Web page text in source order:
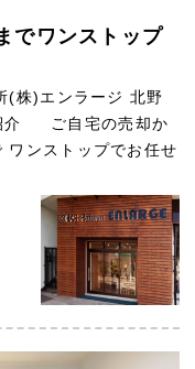
でワンストップ
(株)エンラージ 北野
介 ご自宅の売却か
ワンストップでお任せ